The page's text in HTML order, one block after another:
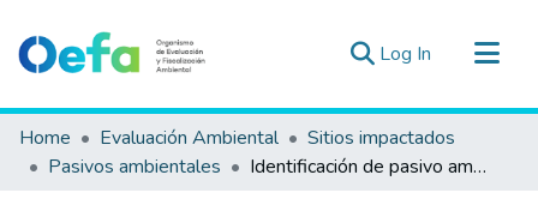
Log In (current)
Communities & Collections
All of DSpace
Home Evaluación Ambiental
Sitios impactados
Pasivos ambientales
Identificación de pasivo ambiental del subsector hidrocarburos con código de Ficha OEFA F01677, ubicado en el Lote 107 en el distrito de Palcazú de la provincia de Oxapampa del departamento de Pasco